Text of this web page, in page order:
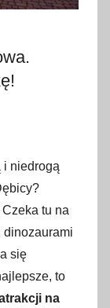
i niedrogą
tu na
dinozaurami
się
to
na